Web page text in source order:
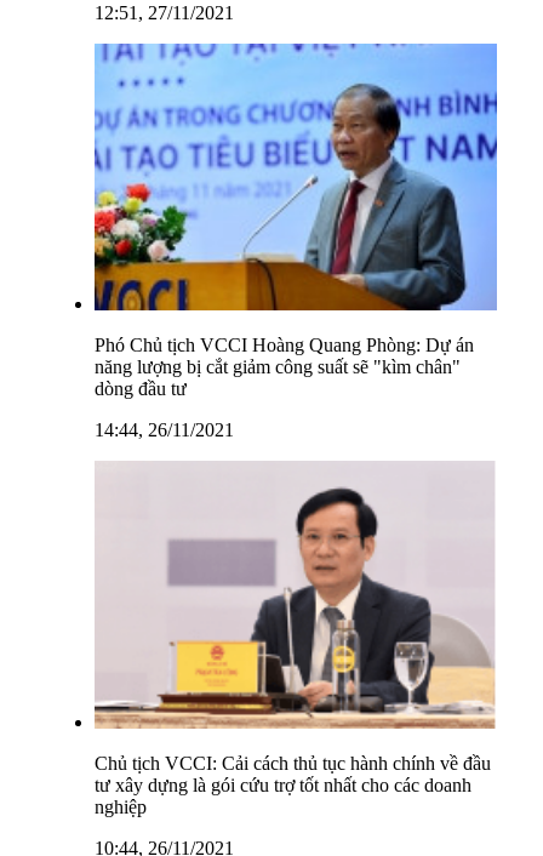
12:51, 27/11/2021
Phó Chủ tịch VCCI Hoàng Quang Phòng: Dự án
năng lượng bị cắt giảm công suất sẽ "kìm chân"
dòng đầu tư
14:44, 26/11/2021
Chủ tịch VCCI: Cải cách thủ tục hành chính về đầu
tư xây dựng là gói cứu trợ tốt nhất cho các doanh
nghiệp
10:44, 26/11/2021